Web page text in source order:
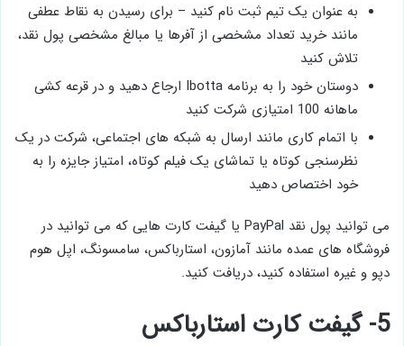
به عنوان یک تیم ثبت نام کنید – برای رسیدن به نقاط عطفی
مانند خرید تعداد مشخصی از آفرها یا مبالغ مشخصی پول نقد،
تلاش کنید
دوستان خود را به برنامه Ibotta ارجاع دهید و در قرعه کشی
ماهانه 100 امتیازی شرکت کنید
با اتمام کاری مانند ارسال به شبکه های اجتماعی، شرکت در یک
نظرسنجی کوتاه یا تماشای یک فیلم کوتاه، امتیاز جایزه را به
خود اختصاص دهید
می توانید پول نقد PayPal یا گیفت کارت هایی که می توانید در
فروشگاه های عمده مانند آمازون، استارباکس، سامسونگ، اپل هوم
دپو و غیره استفاده کنید، دریافت کنید.
5- گیفت کارت استارباکس